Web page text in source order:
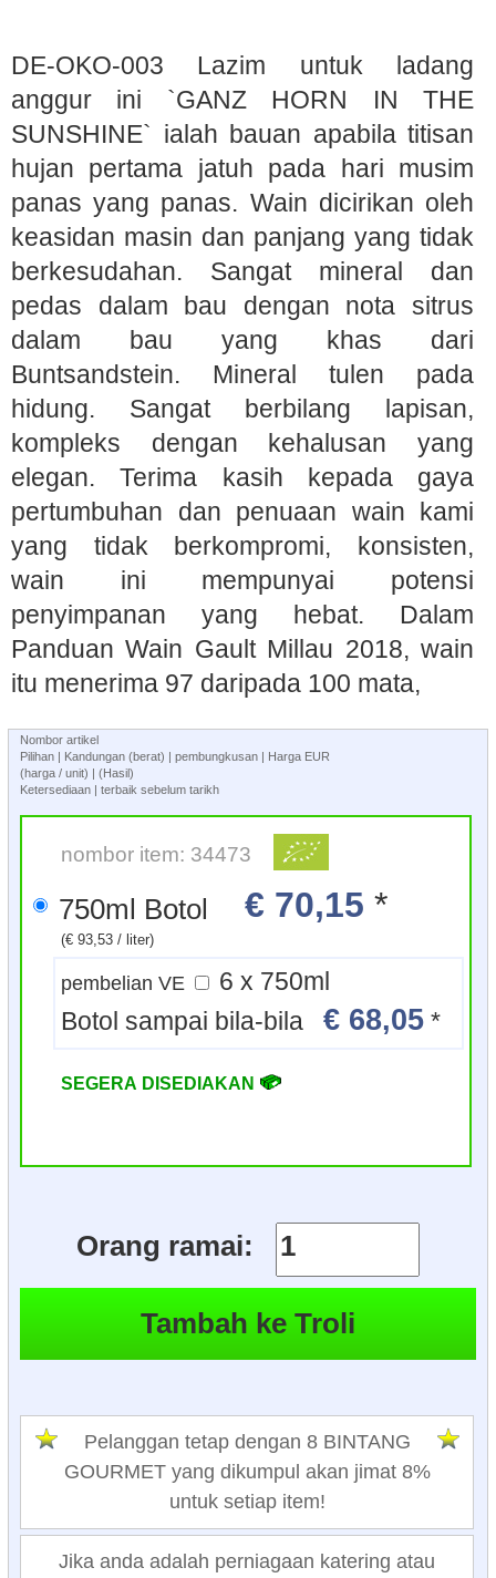
DE-OKO-003 Lazim untuk ladang
anggur ini `GANZ HORN IN THE
SUNSHINE` ialah bauan apabila titisan
hujan pertama jatuh pada hari musim
panas yang panas. Wain dicirikan oleh
keasidan masin dan panjang yang tidak
berkesudahan. Sangat mineral dan
pedas dalam bau dengan nota sitrus
dalam bau yang khas dari
Buntsandstein. Mineral tulen pada
hidung. Sangat berbilang lapisan,
kompleks dengan kehalusan yang
elegan. Terima kasih kepada gaya
pertumbuhan dan penuaan wain kami
yang tidak berkompromi, konsisten,
wain ini mempunyai potensi
penyimpanan yang hebat. Dalam
Panduan Wain Gault Millau 2018, wain
itu menerima 97 daripada 100 mata,
Nombor artikel
Pilihan | Kandungan (berat) | pembungkusan | Harga EUR
(harga / unit) | (Hasil)
Ketersediaan | terbaik sebelum tarikh
nombor item: 34473
750ml Botol € 70,15 *
(€ 93,53 / liter)
pembelian VE
6 x 750ml
Botol sampai bila-bila€ 68,05 *
SEGERA DISEDIAKAN
Orang ramai:
Pelanggan tetap dengan 8 BINTANG
GOURMET yang dikumpul akan jimat 8%
untuk setiap item!
Jika anda adalah perniagaan katering atau